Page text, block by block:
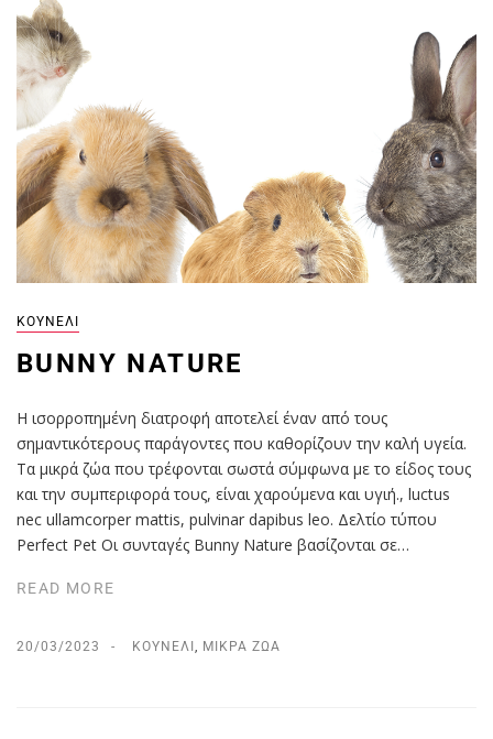
ΚΟΥΝΈΛΙ
BUNNY ΝATURE
Η ισορροπημένη διατροφή αποτελεί έναν από τους
σημαντικότερους παράγοντες που καθορίζουν την καλή υγεία.
Τα μικρά ζώα που τρέφονται σωστά σύμφωνα με το είδος τους
και την συμπεριφορά τους, είναι χαρούμενα και υγιή., luctus
nec ullamcorper mattis, pulvinar dapibus leo. Δελτίο τύπου
Perfect Pet Οι συνταγές Βunny Nature βασίζονται σε…
READ MORE
20/03/2023 ΚΟΥΝΈΛΙ , ΜΙΚΡΆ ΖΏΑ